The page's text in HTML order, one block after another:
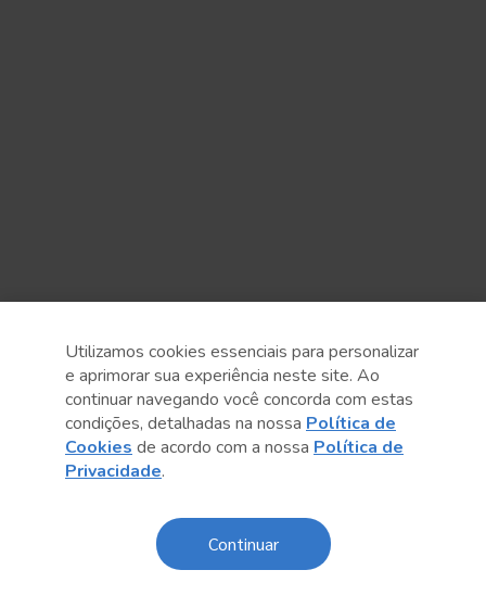
Anterior Próximo post
Utilizamos cookies essenciais para personalizar
e aprimorar sua experiência neste site. Ao
continuar navegando você concorda com estas
condições, detalhadas na nossa Política de
Cookies de acordo com a nossa Política de
Privacidade.
Continuar